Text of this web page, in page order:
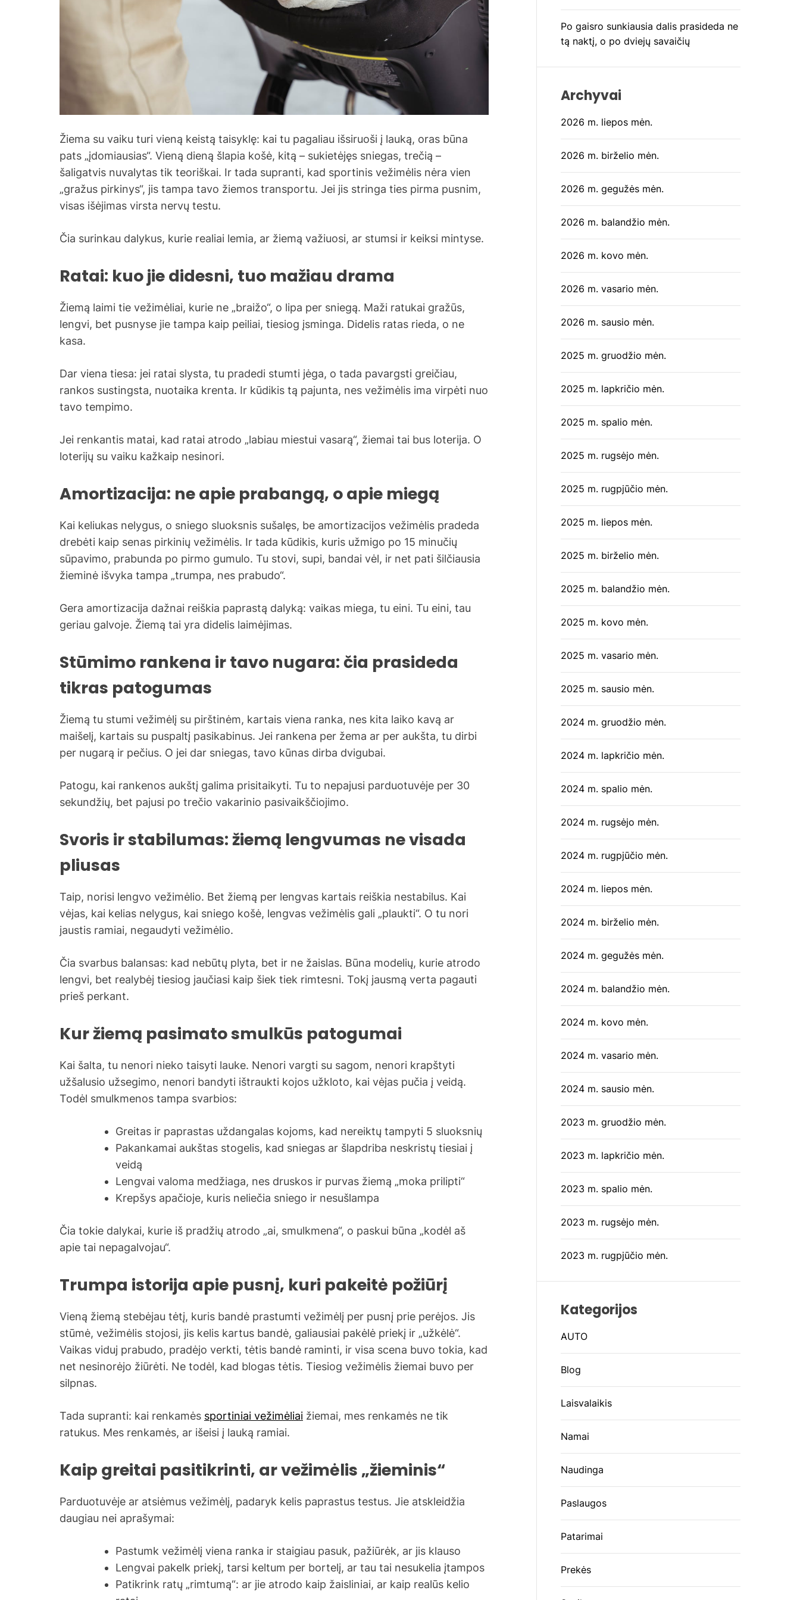
Žiema su vaiku turi vieną keistą taisyklę: kai tu pagaliau išsiruoši į lauką, oras būna
pats „įdomiausias“. Vieną dieną šlapia košė, kitą – sukietėjęs sniegas, trečią –
šaligatvis nuvalytas tik teoriškai. Ir tada supranti, kad sportinis vežimėlis nėra vien
„gražus pirkinys“, jis tampa tavo žiemos transportu. Jei jis stringa ties pirma pusnim,
visas išėjimas virsta nervų testu.
Čia surinkau dalykus, kurie realiai lemia, ar žiemą važiuosi, ar stumsi ir keiksi mintyse.
Ratai: kuo jie didesni, tuo mažiau drama
Žiemą laimi tie vežimėliai, kurie ne „braižo“, o lipa per sniegą. Maži ratukai gražūs,
lengvi, bet pusnyse jie tampa kaip peiliai, tiesiog įsminga. Didelis ratas rieda, o ne
kasa.
Dar viena tiesa: jei ratai slysta, tu pradedi stumti jėga, o tada pavargsti greičiau,
rankos sustingsta, nuotaika krenta. Ir kūdikis tą pajunta, nes vežimėlis ima virpėti nuo
tavo tempimo.
Jei renkantis matai, kad ratai atrodo „labiau miestui vasarą“, žiemai tai bus loterija. O
loterijų su vaiku kažkaip nesinori.
Amortizacija: ne apie prabangą, o apie miegą
Kai keliukas nelygus, o sniego sluoksnis sušalęs, be amortizacijos vežimėlis pradeda
drebėti kaip senas pirkinių vežimėlis. Ir tada kūdikis, kuris užmigo po 15 minučių
sūpavimo, prabunda po pirmo gumulo. Tu stovi, supi, bandai vėl, ir net pati šilčiausia
žieminė išvyka tampa „trumpa, nes prabudo“.
Gera amortizacija dažnai reiškia paprastą dalyką: vaikas miega, tu eini. Tu eini, tau
geriau galvoje. Žiemą tai yra didelis laimėjimas.
Stūmimo rankena ir tavo nugara: čia prasideda
tikras patogumas
Žiemą tu stumi vežimėlį su pirštinėm, kartais viena ranka, nes kita laiko kavą ar
maišelį, kartais su puspaltį pasikabinus. Jei rankena per žema ar per aukšta, tu dirbi
per nugarą ir pečius. O jei dar sniegas, tavo kūnas dirba dvigubai.
Patogu, kai rankenos aukštį galima prisitaikyti. Tu to nepajusi parduotuvėje per 30
sekundžių, bet pajusi po trečio vakarinio pasivaikščiojimo.
Svoris ir stabilumas: žiemą lengvumas ne visada
pliusas
Taip, norisi lengvo vežimėlio. Bet žiemą per lengvas kartais reiškia nestabilus. Kai
vėjas, kai kelias nelygus, kai sniego košė, lengvas vežimėlis gali „plaukti“. O tu nori
jaustis ramiai, negaudyti vežimėlio.
Čia svarbus balansas: kad nebūtų plyta, bet ir ne žaislas. Būna modelių, kurie atrodo
lengvi, bet realybėj tiesiog jaučiasi kaip šiek tiek rimtesni. Tokį jausmą verta pagauti
prieš perkant.
Kur žiemą pasimato smulkūs patogumai
Kai šalta, tu nenori nieko taisyti lauke. Nenori vargti su sagom, nenori krapštyti
užšalusio užsegimo, nenori bandyti ištraukti kojos užkloto, kai vėjas pučia į veidą.
Todėl smulkmenos tampa svarbios:
Greitas ir paprastas uždangalas kojoms, kad nereiktų tampyti 5 sluoksnių
Pakankamai aukštas stogelis, kad sniegas ar šlapdriba neskristų tiesiai į
veidą
Lengvai valoma medžiaga, nes druskos ir purvas žiemą „moka prilipti“
Krepšys apačioje, kuris neliečia sniego ir nesušlampa
Čia tokie dalykai, kurie iš pradžių atrodo „ai, smulkmena“, o paskui būna „kodėl aš
apie tai nepagalvojau“.
Trumpa istorija apie pusnį, kuri pakeitė požiūrį
Vieną žiemą stebėjau tėtį, kuris bandė prastumti vežimėlį per pusnį prie perėjos. Jis
stūmė, vežimėlis stojosi, jis kelis kartus bandė, galiausiai pakėlė priekį ir „užkėlė“.
Vaikas viduj prabudo, pradėjo verkti, tėtis bandė raminti, ir visa scena buvo tokia, kad
net nesinorėjo žiūrėti. Ne todėl, kad blogas tėtis. Tiesiog vežimėlis žiemai buvo per
silpnas.
Tada supranti: kai renkamės sportiniai vežimėliai žiemai, mes renkamės ne tik
ratukus. Mes renkamės, ar išeisi į lauką ramiai.
Kaip greitai pasitikrinti, ar vežimėlis „žieminis“
Parduotuvėje ar atsiėmus vežimėlį, padaryk kelis paprastus testus. Jie atskleidžia
daugiau nei aprašymai:
Pastumk vežimėlį viena ranka ir staigiau pasuk, pažiūrėk, ar jis klauso
Lengvai pakelk priekį, tarsi keltum per bortelį, ar tau tai nesukelia įtampos
Patikrink ratų „rimtumą“: ar jie atrodo kaip žaisliniai, ar kaip realūs kelio
Po gaisro sunkiausia dalis prasideda ne
tą naktį, o po dviejų savaičių
Archyvai
2026 m. liepos mėn.
2026 m. birželio mėn.
2026 m. gegužės mėn.
2026 m. balandžio mėn.
2026 m. kovo mėn.
2026 m. vasario mėn.
2026 m. sausio mėn.
2025 m. gruodžio mėn.
2025 m. lapkričio mėn.
2025 m. spalio mėn.
2025 m. rugsėjo mėn.
2025 m. rugpjūčio mėn.
2025 m. liepos mėn.
2025 m. birželio mėn.
2025 m. balandžio mėn.
2025 m. kovo mėn.
2025 m. vasario mėn.
2025 m. sausio mėn.
2024 m. gruodžio mėn.
2024 m. lapkričio mėn.
2024 m. spalio mėn.
2024 m. rugsėjo mėn.
2024 m. rugpjūčio mėn.
2024 m. liepos mėn.
2024 m. birželio mėn.
2024 m. gegužės mėn.
2024 m. balandžio mėn.
2024 m. kovo mėn.
2024 m. vasario mėn.
2024 m. sausio mėn.
2023 m. gruodžio mėn.
2023 m. lapkričio mėn.
2023 m. spalio mėn.
2023 m. rugsėjo mėn.
2023 m. rugpjūčio mėn.
Kategorijos
AUTO
Blog
Laisvalaikis
Namai
Naudinga
Paslaugos
Patarimai
Prekės